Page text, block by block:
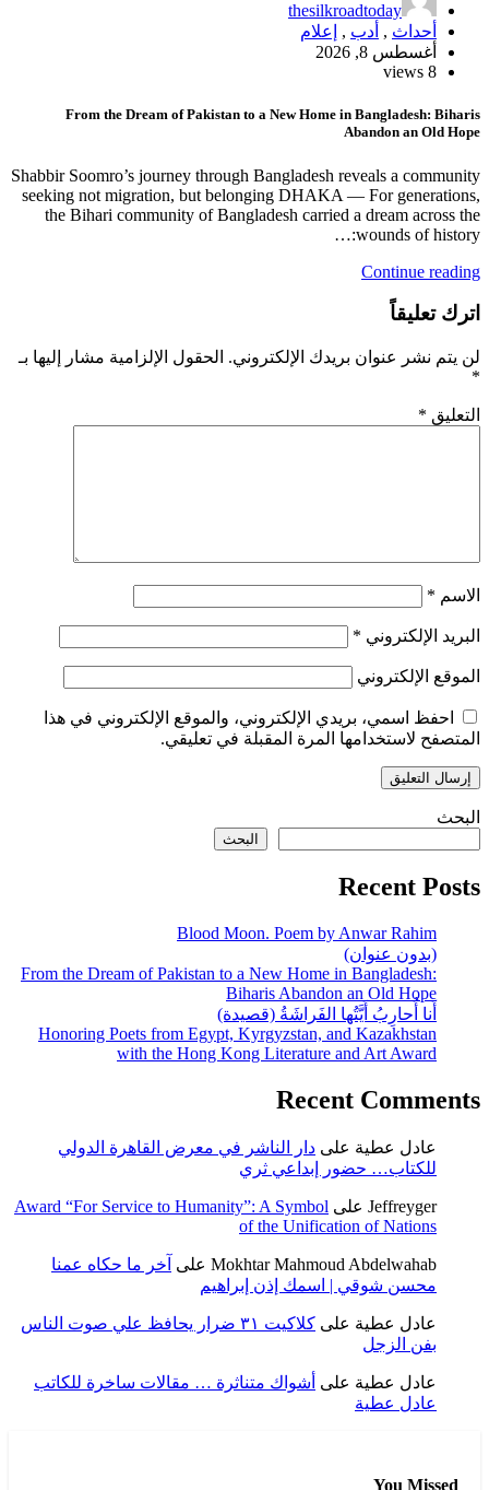
thesilkroadtoday
أحداث , أدب ,
إعلام
أغسطس 8, 2026
8 views
From the Dream of Pakistan to a New Home in Bangladesh: Biharis
Abandon an Old Hope
Shabbir Soomro’s journey through Bangladesh reveals a community
seeking not migration, but belonging DHAKA — For generations,
the Bihari community of Bangladesh carried a dream across the
wounds of history:…
Continue reading
اترك تعليقاً
لن يتم نشر عنوان بريدك الإلكتروني. الحقول الإلزامية مشار إليها بـ
*
التعليق *
الاسم *
البريد الإلكتروني *
الموقع الإلكتروني
احفظ اسمي، بريدي الإلكتروني، والموقع الإلكتروني في هذا
المتصفح لاستخدامها المرة المقبلة في تعليقي.
البحث
البحث
Recent Posts
Blood Moon. Poem by Anwar Rahim
(بدون عنوان)
From the Dream of Pakistan to a New Home in Bangladesh:
Biharis Abandon an Old Hope
أَنا أُحارِبُ أَيَّتُها الفَراشَةُ (قصيدة)
Honoring Poets from Egypt, Kyrgyzstan, and Kazakhstan
with the Hong Kong Literature and Art Award
Recent Comments
عادل عطية على دار الناشر في معرض القاهرة الدولي
للكتاب… حضور إبداعي ثري
Jeffreyger على Award “For Service to Humanity”: A Symbol
of the Unification of Nations
Mokhtar Mahmoud Abdelwahab على آخر ما حكاه عمنا
محسن شوقي | اسمك إذن إبراهيم
عادل عطية على
كلاكيت ٣١ ضرار يحافظ علي صوت الناس
بفن الزجل
عادل عطية على أشواك متناثرة … مقالات ساخرة للكاتب
عادل عطية
You Missed